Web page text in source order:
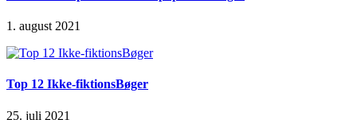
1. august 2021
Top 12 Ikke-fiktionsBøger
25. juli 2021